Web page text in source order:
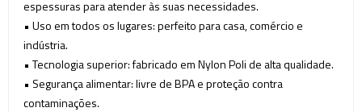
espessuras para atender às suas necessidades.
• Uso em todos os lugares: perfeito para casa, comércio e
indústria.
• Tecnologia superior: fabricado em Nylon Poli de alta qualidade.
• Segurança alimentar: livre de BPA e proteção contra
contaminações.